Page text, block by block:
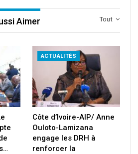
Tout
Aimer
ACTUALITÉS
Côte d’Ivoire-AIP/ Anne
Ouloto-Lamizana
engage les DRH à
renforcer la